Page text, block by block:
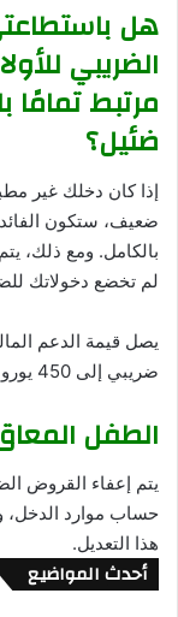
هل
الضريبي
مرتبط تمامًا
ضئيل؟
إذا كان دخلك غير
ضعيف، ستكون
بالكامل. ومع ذلك،
لم تخضع دخولاتك
يصل قيمة الدعم
ضريبي إلى 450 يورو كحد أقصى لكل طفل مؤهل خلال عام 2020.
الطفل
يتم إعفاء القروض
حساب موارد الدخل،
هذا التعديل.
أحدث المواضيع